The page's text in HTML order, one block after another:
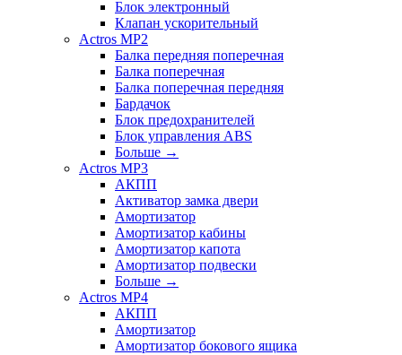
Блок электронный
Клапан ускорительный
Actros MP2
Балка передняя поперечная
Балка поперечная
Балка поперечная передняя
Бардачок
Блок предохранителей
Блок управления ABS
Больше →
Actros MP3
АКПП
Активатор замка двери
Амортизатор
Амортизатор кабины
Амортизатор капота
Амортизатор подвески
Больше →
Actros MP4
АКПП
Амортизатор
Амортизатор бокового ящика